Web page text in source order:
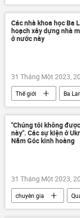
huấn luyện
Các nhà khoa học Ba
hoạch xây dựng nhà
ở nước này
31 Tháng Một 2023,
Thế giới
Ba
nhà máy điện hạt nhân
năng lượng hạt nhân
"Chúng tôi không
này". Các sự kiện ở
Năm Góc kinh hoàng
31 Tháng Một 2023,
chuyên gia
Hoa Kỳ
Quân